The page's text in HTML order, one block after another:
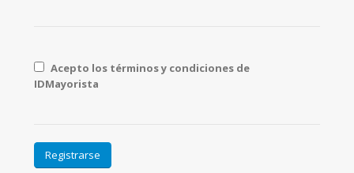
Acepto los términos y condiciones de
IDMayorista